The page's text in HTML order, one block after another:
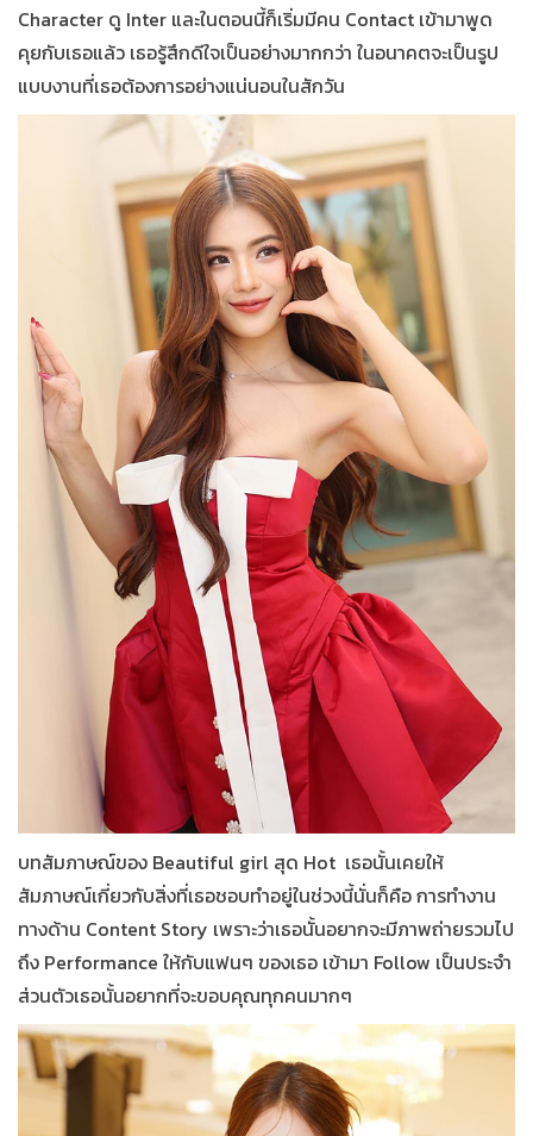
Character ดู Inter และในตอนนี้ก็เริ่มมีคน Contact เข้ามาพูด
คุยกับเธอแล้ว เธอรู้สึกดีใจเป็นอย่างมากกว่า ในอนาคตจะเป็นรูป
แบบงานที่เธอต้องการอย่างแน่นอนในสักวัน
บทสัมภาษณ์ของ Beautiful girl สุด Hot เธอนั้นเคยให้
สัมภาษณ์เกี่ยวกับสิ่งที่เธอชอบทำอยู่ในช่วงนี้นั่นก็คือ การทำงาน
ทางด้าน Content Story เพราะว่าเธอนั้นอยากจะมีภาพถ่ายรวมไป
ถึง Performance ให้กับแฟนๆ ของเธอ เข้ามา Follow เป็นประจำ
ส่วนตัวเธอนั้นอยากที่จะขอบคุณทุกคนมากๆ